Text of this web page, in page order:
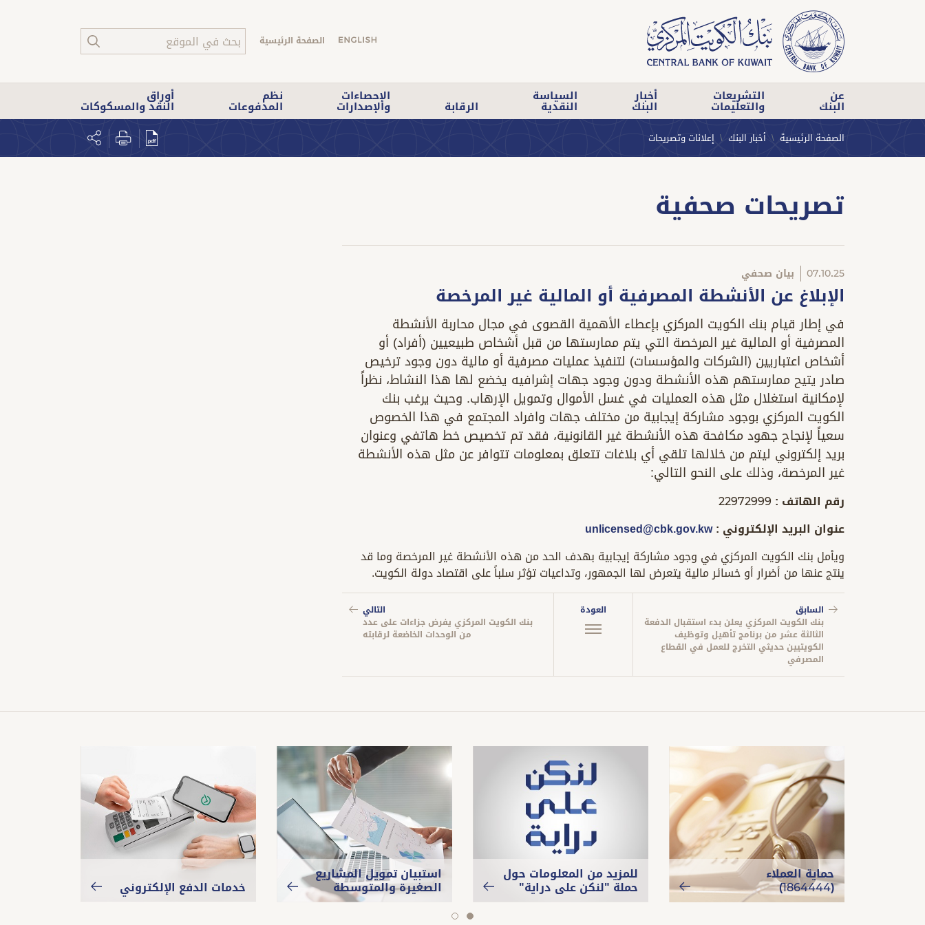
الصفحة الرئيسية
عن
البنك
التشريعات
والتعليمات
أخبار
البنك
السياسة
النقدية الرقابة
الإحصاءات
والإصدارات
نظم
المدفوعات
أوراق
النقد والمسكوكات
الصفحة الرئيسية أخبار البنك إعلانات وتصريحات
تصريحات صحفية
07.10.25 بيان صحفي
الإبلاغ عن الأنشطة المصرفية أو المالية غير المرخصة
في إطار قيام بنك الكويت المركزي بإعطاء الأهمية القصوى في مجال محاربة الأنشطة
المصرفية أو المالية غير المرخصة التي يتم ممارستها من قبل أشخاص طبيعيين (أفراد) أو
أشخاص اعتباريين (الشركات والمؤسسات) لتنفيذ عمليات مصرفية أو مالية دون وجود ترخيص
صادر يتيح ممارستهم هذه الأنشطة ودون وجود جهات إشرافيه يخضع لها هذا النشاط، نظراً
لإمكانية استغلال مثل هذه العمليات في غسل الأموال وتمويل الإرهاب. وحيث يرغب بنك
الكويت المركزي بوجود مشاركة إيجابية من مختلف جهات وافراد المجتمع في هذا الخصوص
سعياً لإنجاح جهود مكافحة هذه الأنشطة غير القانونية، فقد تم تخصيص خط هاتفي وعنوان
بريد إلكتروني ليتم من خلالها تلقي أي بلاغات تتعلق بمعلومات تتوافر عن مثل هذه الأنشطة
غير المرخصة، وذلك على النحو التالي:
رقم الهاتف : 22972999
عنوان البريد الإلكتروني :unlicensed@cbk.gov.kw
ويأمل بنك الكويت المركزي في وجود مشاركة إيجابية بهدف الحد من هذه الأنشطة غير المرخصة وما قد
ينتج عنها من أضرار أو خسائر مالية يتعرض لها الجمهور، وتداعيات تؤثر سلباً على اقتصاد دولة الكويت.
السابق
بنك الكويت المركزي يعلن بدء استقبال الدفعة
الثالثة عشر من برنامج تأهيل وتوظيف
الكويتيين حديثي التخرج للعمل في القطاع
المصرفي
العودة
التالي
بنك الكويت المركزي يفرض جزاءات على عدد
من الوحدات الخاضعة لرقابته
حماية العملاء
(1864444)
للمزيد من المعلومات حول
حملة "لنكن على دراية"
استبيان تمويل المشاريع
الصغيرة والمتوسطة خدمات الدفع الإلكتروني